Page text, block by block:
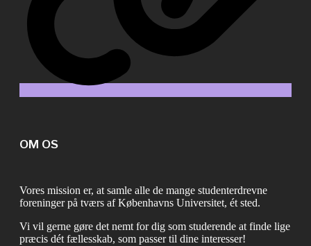
OM OS
Vores mission er, at samle alle de mange studenterdrevne
foreninger på tværs af Københavns Universitet, ét sted.
Vi vil gerne gøre det nemt for dig som studerende at finde lige
præcis dét fællesskab, som passer til dine interesser!